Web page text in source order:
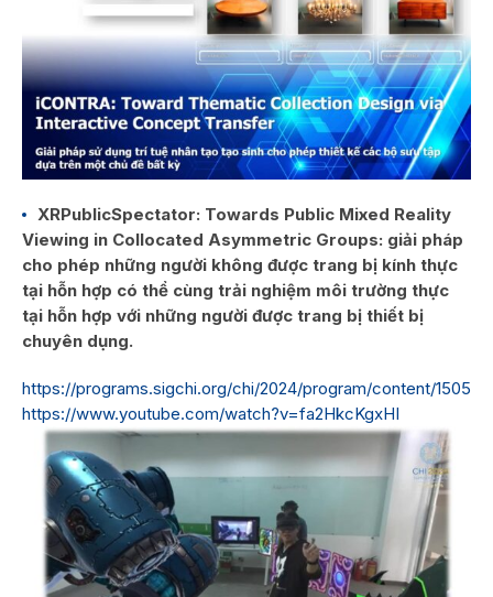
XRPublicSpectator: Towards Public Mixed Reality
Viewing in Collocated Asymmetric Groups: giải pháp
cho phép những người không được trang bị kính thực
tại hỗn hợp có thể cùng trải nghiệm môi trường thực
tại hỗn hợp với những người được trang bị thiết bị
chuyên dụng.
https://programs.sigchi.org/chi/2024/program/content/150502
https://www.youtube.com/watch?v=fa2HkcKgxHI